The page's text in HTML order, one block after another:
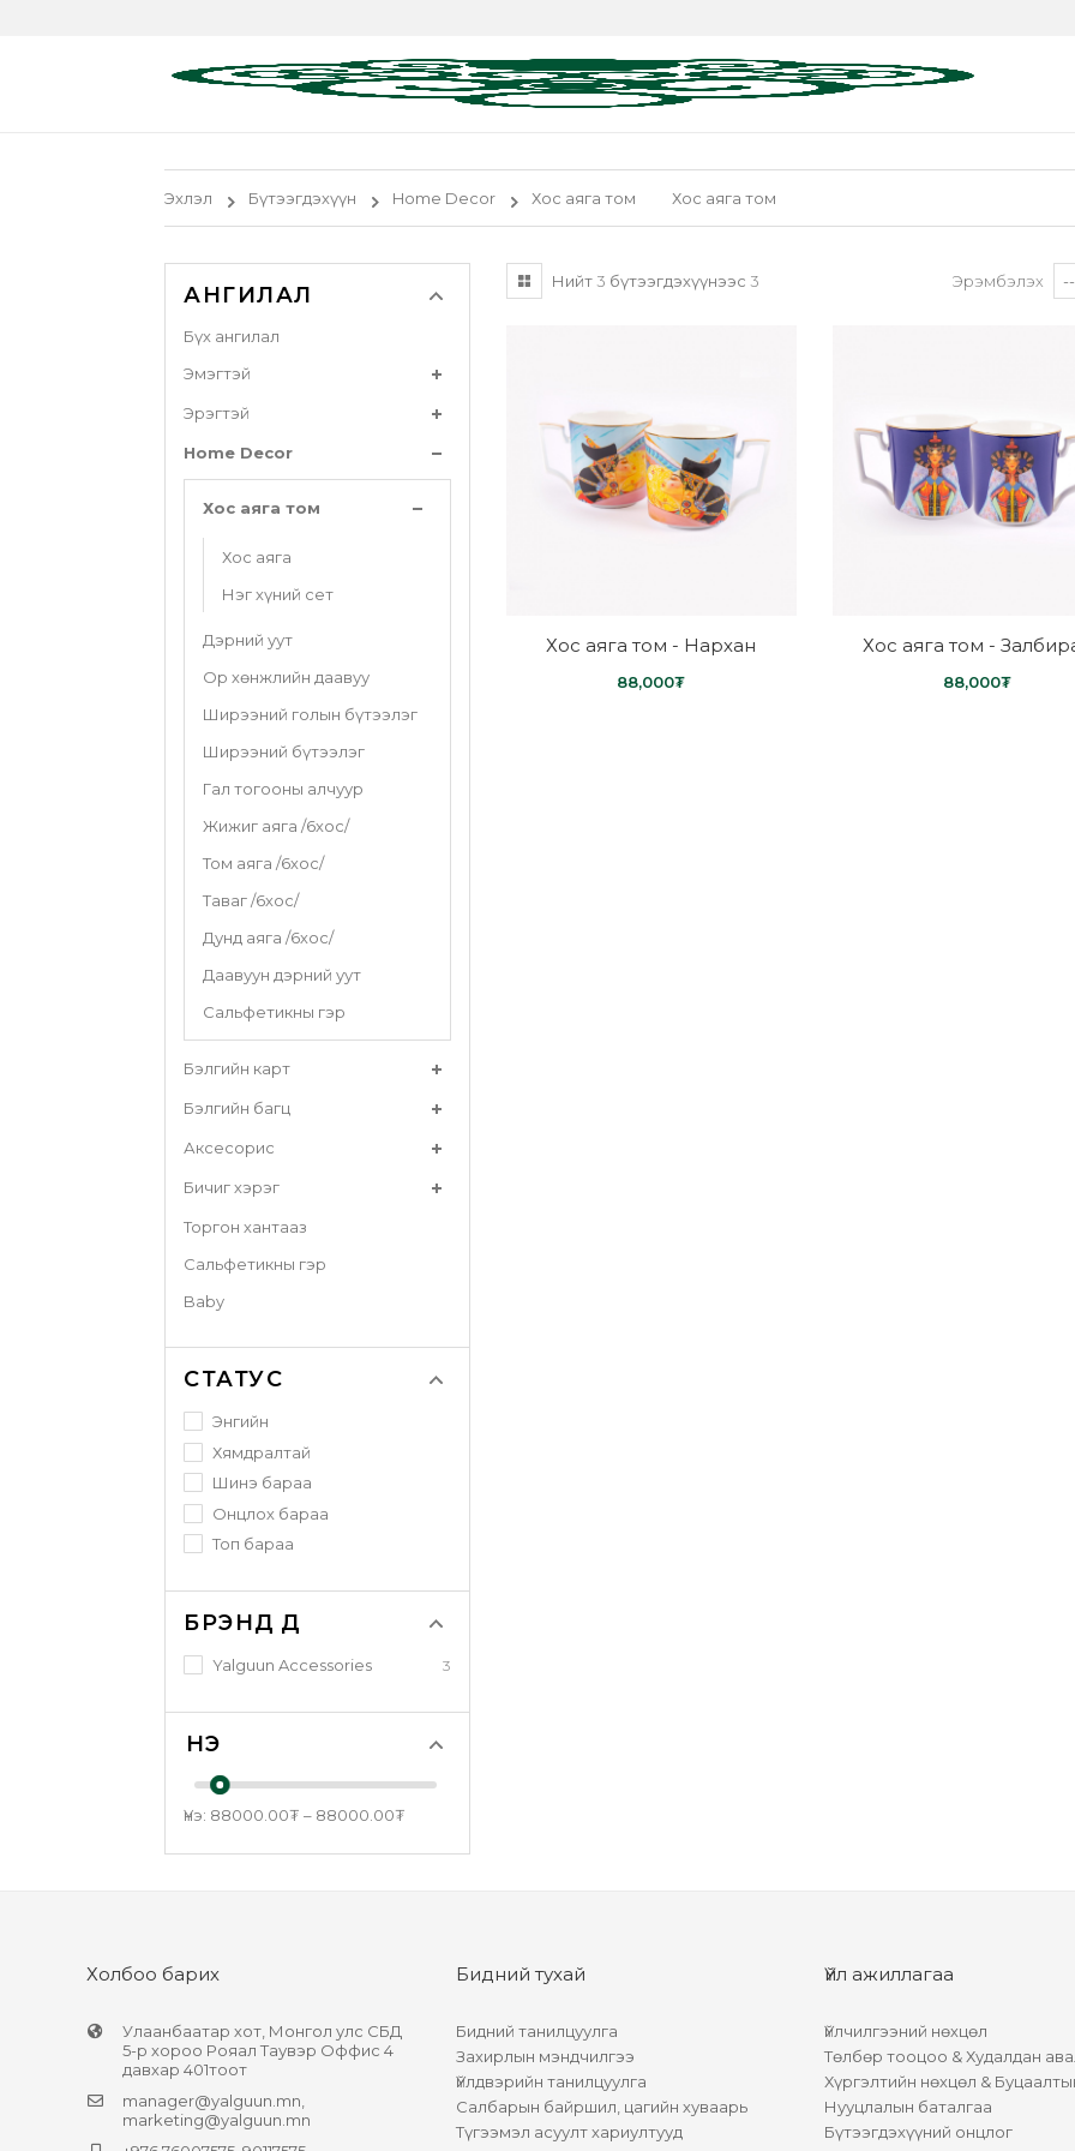
Эхлэл Бүтээгдэхүүн Home Decor Хос аяга том Хос аяга том
АНГИЛАЛ
Бүх ангилал
Эмэгтэй
Эрэгтэй
Home Decor
Хос аяга том
Хос аяга
Нэг хүний сет
Дэрний уут
Ор хөнжлийн даавуу
Ширээний голын бүтээлэг
Ширээний бүтээлэг
Гал тогооны алчуур
Жижиг аяга /6хос/
Том аяга /6хос/
Таваг /6хос/
Дунд аяга /6хос/
Даавуун дэрний уут
Сальфетикны гэр
Бэлгийн карт
Бэлгийн багц
Аксесорис
Бичиг хэрэг
Торгон хантааз
Сальфетикны гэр
Baby
СТАТУС
Энгийн
Хямдралтай
Шинэ бараа
Онцлох бараа
Топ бараа
БРЭНДҮҮД
Yalguun Accessories 3
ҮНЭ
Үнэ: 88000.00₮ – 88000.00₮
Нийт 3 бүтээгдэхүүнээс 3 Эрэмбэлэх
Хос аяга том - Нархан
88,000₮
Хос аяга том -
88,000₮
Холбоо барих
Улаанбаатар хот, Монгол улс СБД
5-р хороо Рояал Таувэр Оффис 4
давхар 401тоот
manager@yalguun.mn
marketing@yalguun.mn
Бидний тухай
Бидний танилцуулга
Захирлын мэндчилгээ
Үйлдвэрийн танилцуулга
Салбарын байршил, цагийн хуваарь
Түгээмэл асуулт хариултууд
Үйл ажиллагаа
Үйлчилгээний нөхцөл
Төлбөр тооцоо & Худалдан
Хүргэлтийн нөхцөл &
Нууцлалын баталгаа
Бүтээгдэхүүний онцлог